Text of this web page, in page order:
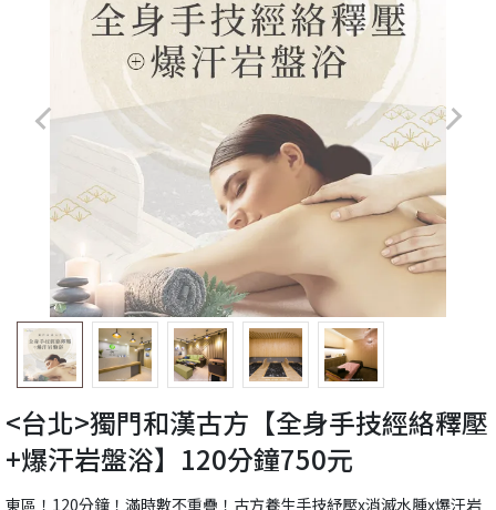
<台北>獨門和漢古方【全身手技經絡釋壓
+爆汗岩盤浴】120分鐘750元
東區！120分鐘！滿時數不重疊！古方養生手技紓壓x消滅水腫x爆汗岩